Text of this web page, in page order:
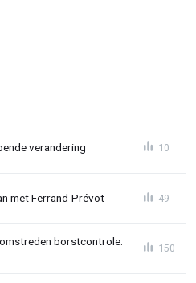
verandering 10
met Ferrand-Prévot 49
borstcontrole:
150